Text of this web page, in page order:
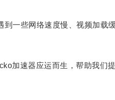
些网络速度慢、视频加载缓
速器应运而生，帮助我们提